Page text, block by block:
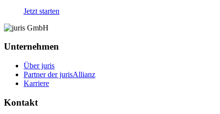
Jetzt starten
Unternehmen
Über juris
Partner der jurisAllianz
Karriere
Kontakt